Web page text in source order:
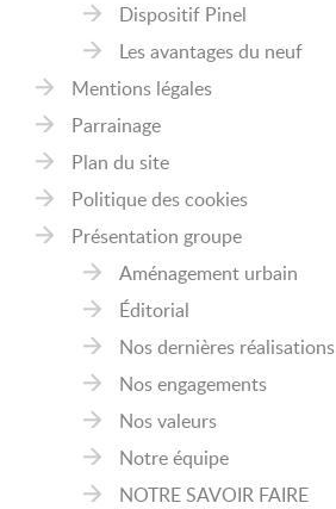
Dispositif Pinel
Les avantages du neuf
Mentions légales
Parrainage
Plan du site
Politique des cookies
Présentation groupe
Aménagement urbain
Éditorial
Nos dernières réalisations
Nos engagements
Nos valeurs
Notre équipe
NOTRE SAVOIR FAIRE